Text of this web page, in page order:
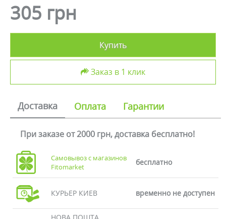
305 грн
Купить
Заказ в 1 клик
Доставка Оплата Гарантии
При заказе от 2000 грн, доставка бесплатно!
Самовывоз с магазинов
Fitomarket
бесплатно
КУРЬЕР КИЕВ временно не доступен